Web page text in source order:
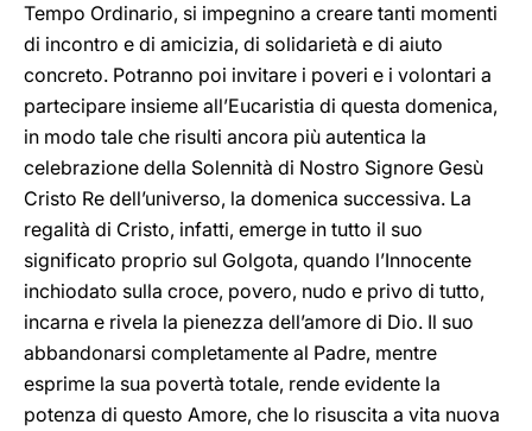
Tempo Ordinario, si impegnino a creare tanti momenti
di incontro e di amicizia, di solidarietà e di aiuto
concreto. Potranno poi invitare i poveri e i volontari a
partecipare insieme all’Eucaristia di questa domenica,
in modo tale che risulti ancora più autentica la
celebrazione della Solennità di Nostro Signore Gesù
Cristo Re dell’universo, la domenica successiva. La
regalità di Cristo, infatti, emerge in tutto il suo
significato proprio sul Golgota, quando l’Innocente
inchiodato sulla croce, povero, nudo e privo di tutto,
incarna e rivela la pienezza dell’amore di Dio. Il suo
abbandonarsi completamente al Padre, mentre
esprime la sua povertà totale, rende evidente la
potenza di questo Amore, che lo risuscita a vita nuova